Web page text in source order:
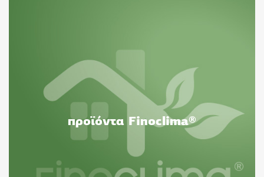
προϊόντα Finoclima®